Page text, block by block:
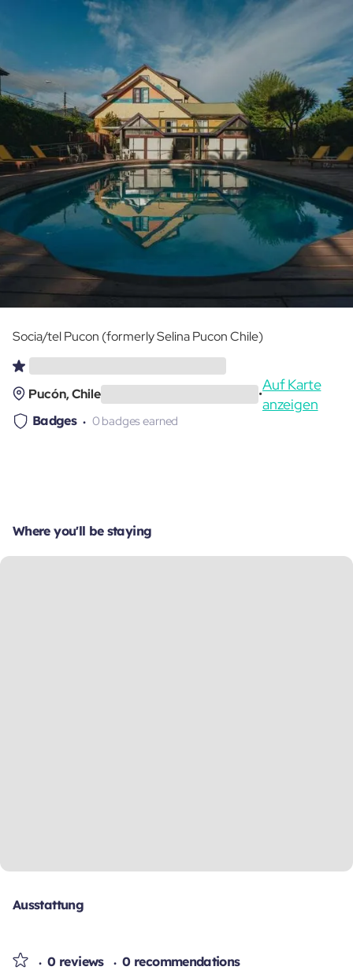
Socia/tel Pucon (formerly Selina Pucon Chile)
Pucón, Chile •
Auf Karte
anzeigen
Badges 0 badges earned
Where you'll be staying
Ausstattung
0 reviews 0 recommendations